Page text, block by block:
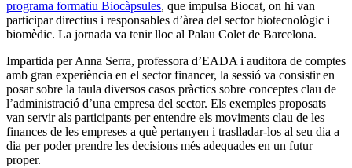
programa formatiu Biocàpsules, que impulsa Biocat, on hi van
participar directius i responsables d’àrea del sector biotecnològic i
biomèdic. La jornada va tenir lloc al Palau Colet de Barcelona.
Impartida per Anna Serra, professora d’EADA i auditora de comptes
amb gran experiència en el sector financer, la sessió va consistir en
posar sobre la taula diversos casos pràctics sobre conceptes clau de
l’administració d’una empresa del sector. Els exemples proposats
van servir als participants per entendre els moviments clau de les
finances de les empreses a què pertanyen i traslladar-los al seu dia a
dia per poder prendre les decisions més adequades en un futur
proper.